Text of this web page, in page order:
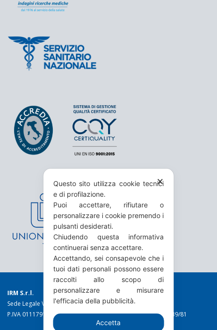
IRM S.r.l.
Sede Legale Via Torino 19 - 10044 Pianezza (TO)
P.IVA 01117910016 C.C.I.A.A. n. 49973 Reg. Trib. Torino n. 1639/81
✕
Questo sito utilizza cookie tecnici
e di profilazione.
Puoi accettare, rifiutare o
personalizzare i cookie premendo i
pulsanti desiderati.
Chiudendo questa informativa
continuerai senza accettare.
Accettando, sei consapevole che i
tuoi dati personali possono essere
raccolti allo scopo di
personalizzare e misurare
l'efficacia della pubblicità.
Accetta